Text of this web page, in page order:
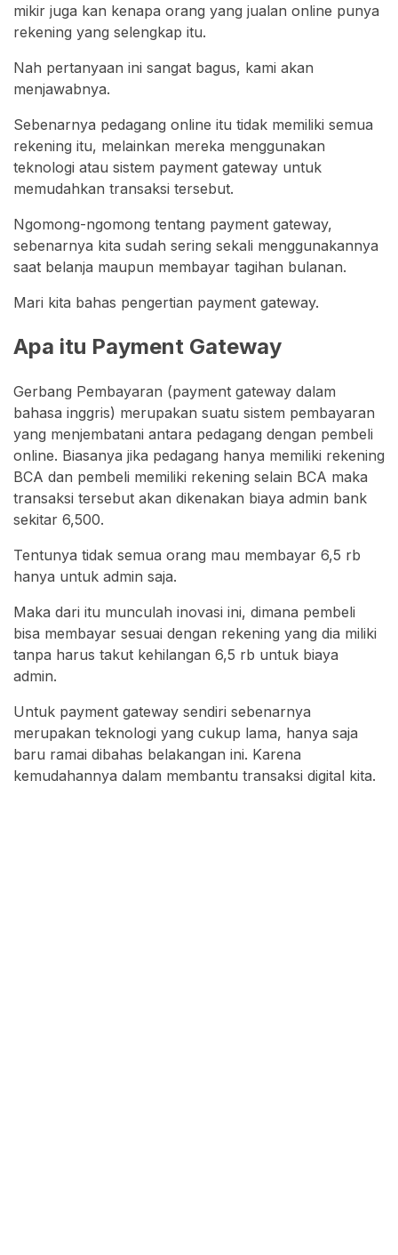
mikir juga kan kenapa orang yang jualan online punya
rekening yang selengkap itu.
Nah pertanyaan ini sangat bagus, kami akan
menjawabnya.
Sebenarnya pedagang online itu tidak memiliki semua
rekening itu, melainkan mereka menggunakan
teknologi atau sistem payment gateway untuk
memudahkan transaksi tersebut.
Ngomong-ngomong tentang payment gateway,
sebenarnya kita sudah sering sekali menggunakannya
saat belanja maupun membayar tagihan bulanan.
Mari kita bahas pengertian payment gateway.
Apa itu Payment Gateway
Gerbang Pembayaran (payment gateway dalam
bahasa inggris) merupakan suatu sistem pembayaran
yang menjembatani antara pedagang dengan pembeli
online. Biasanya jika pedagang hanya memiliki rekening
BCA dan pembeli memiliki rekening selain BCA maka
transaksi tersebut akan dikenakan biaya admin bank
sekitar 6,500.
Tentunya tidak semua orang mau membayar 6,5 rb
hanya untuk admin saja.
Maka dari itu munculah inovasi ini, dimana pembeli
bisa membayar sesuai dengan rekening yang dia miliki
tanpa harus takut kehilangan 6,5 rb untuk biaya
admin.
Untuk payment gateway sendiri sebenarnya
merupakan teknologi yang cukup lama, hanya saja
baru ramai dibahas belakangan ini. Karena
kemudahannya dalam membantu transaksi digital kita.